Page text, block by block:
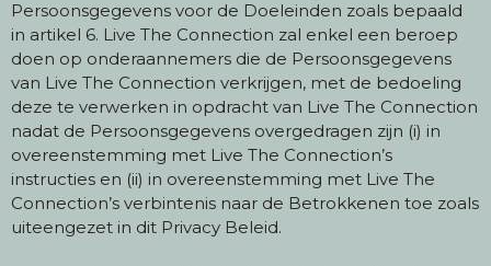
Persoonsgegevens voor de Doeleinden zoals bepaald
in artikel 6. Live The Connection zal enkel een beroep
doen op onderaannemers die de Persoonsgegevens
van Live The Connection verkrijgen, met de bedoeling
deze te verwerken in opdracht van Live The Connection
nadat de Persoonsgegevens overgedragen zijn (i) in
overeenstemming met Live The Connection’s
instructies en (ii) in overeenstemming met Live The
Connection’s verbintenis naar de Betrokkenen toe zoals
uiteengezet in dit Privacy Beleid.